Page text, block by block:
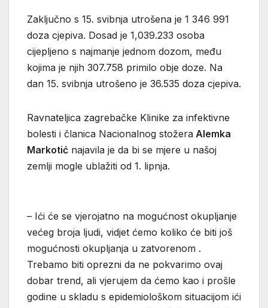
Zaključno s 15. svibnja utrošena je 1 346 991
doza cjepiva. Dosad je 1,039.233 osoba
cijepljeno s najmanje jednom dozom, među
kojima je njih 307.758 primilo obje doze. Na
dan 15. svibnja utrošeno je 36.535 doza cjepiva.
Ravnateljica zagrebačke Klinike za infektivne
bolesti i članica Nacionalnog stožera Alemka
Markotić najavila je da bi se mjere u našoj
zemlji mogle ublažiti od 1. lipnja.
– Ići će se vjerojatno na mogućnost okupljanje
većeg broja ljudi, vidjet ćemo koliko će biti još
mogućnosti okupljanja u zatvorenom .
Trebamo biti oprezni da ne pokvarimo ovaj
dobar trend, ali vjerujem da ćemo kao i prošle
godine u skladu s epidemiološkom situacijom ići